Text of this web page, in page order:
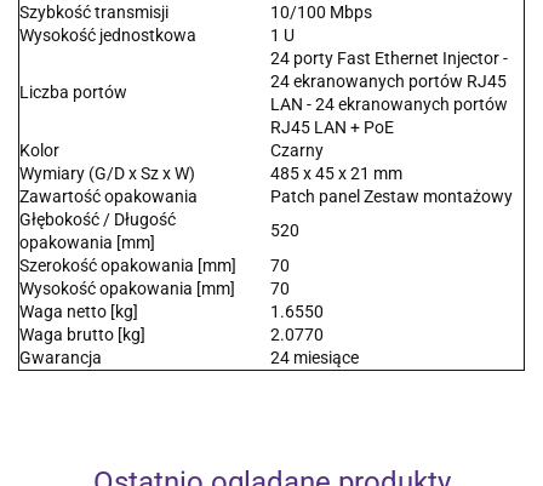
Szybkość transmisji
10/100 Mbps
Wysokość jednostkowa
1 U
Liczba portów
24 porty Fast Ethernet Injector -
24 ekranowanych portów RJ45
LAN - 24 ekranowanych portów
RJ45 LAN + PoE
Kolor
Czarny
Wymiary (G/D x Sz x W)
485 x 45 x 21 mm
Zawartość opakowania
Patch panel Zestaw montażowy
Głębokość / Długość
opakowania [mm]
520
Szerokość opakowania [mm]
70
Wysokość opakowania [mm]
70
Waga netto [kg]
1.6550
Waga brutto [kg]
2.0770
Gwarancja
24 miesiące